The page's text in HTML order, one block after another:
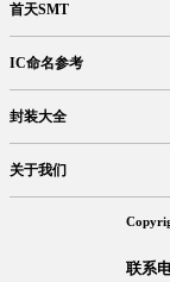
首天SMT
IC命名参考
封装大全
关于我们
联系